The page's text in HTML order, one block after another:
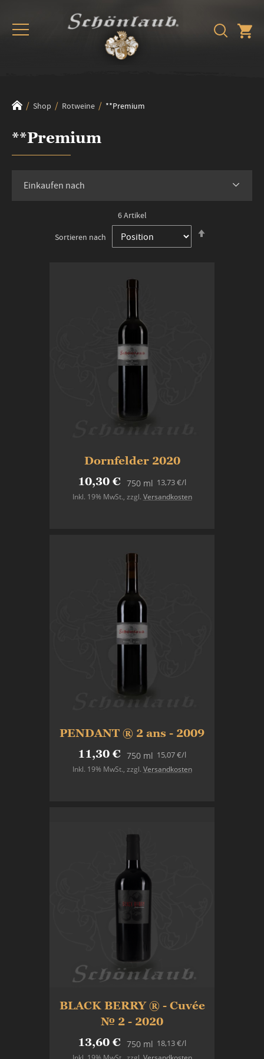
Shop Rotweine **Premium
**Premium
6Artikel
Sortieren nach
Dornfelder 2020
10,30 € 750 ml
Inkl. 19% MwSt., zzgl. Versandkosten
13,73 €/l
PENDANT ® 2 ans - 2009
11,30 € 750 ml
Inkl. 19% MwSt., zzgl. Versandkosten
15,07 €/l
BLACK BERRY ® - Cuvée
№ 2 - 2020
13,60 € 750 ml 18,13 €/l
Einkaufen nach